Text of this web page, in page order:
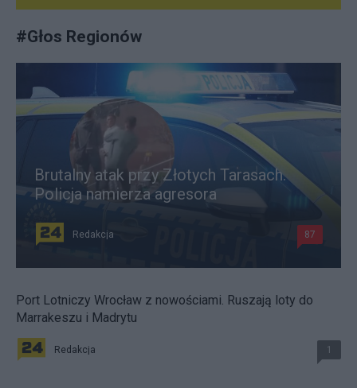
#Głos Regionów
Brutalny atak przy Złotych Tarasach.
Policja namierza agresora
Redakcja 87
Port Lotniczy Wrocław z nowościami. Ruszają loty do
Marrakeszu i Madrytu
Redakcja 1